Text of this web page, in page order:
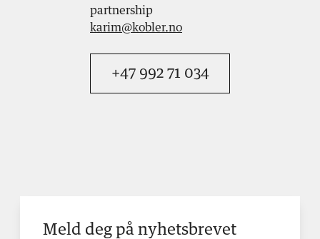
partnership
karim@kobler.no
+47 992 71 034
Meld deg på nyhetsbrevet